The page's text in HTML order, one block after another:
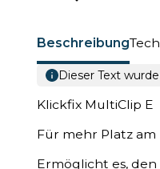
Beschreibung
Dieser Text
Klickfix MultiClip E
Für mehr Platz am
Ermöglicht es,